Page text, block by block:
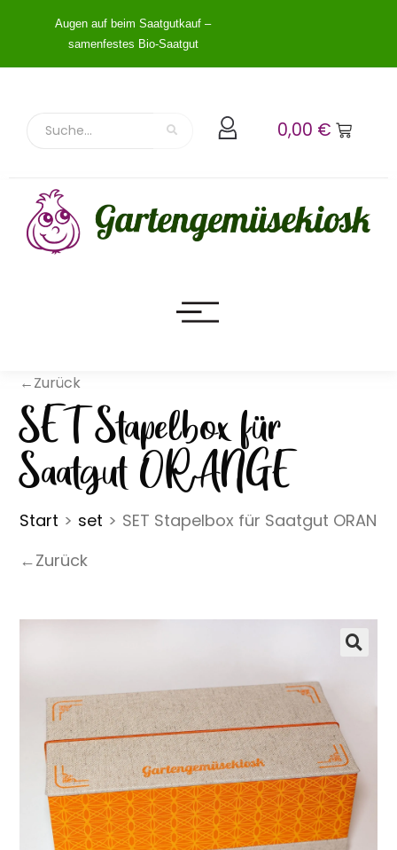
Augen auf beim Saatgutkauf –
samenfestes Bio-Saatgut
0,00 €
SET Stapelbox für
Saatgut ORANGE
Start > set > SET Stapelbox für Saatgut
←Zurück
←Zurück